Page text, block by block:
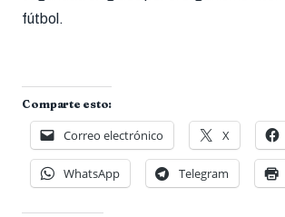
fútbol.
Comparte esto:
Correo electrónico X
WhatsApp Telegram